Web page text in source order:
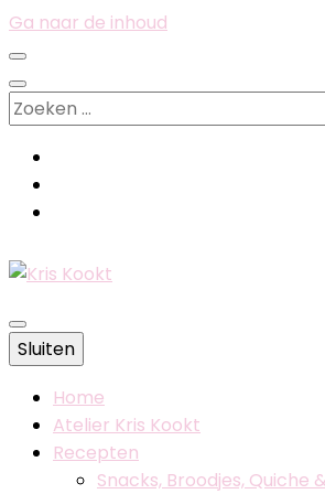
Ga naar de inhoud
Zoeken
naar:
Kris Kookt
Belgische foodblog
Sluiten
Home
Atelier Kris Kookt
Recepten
Snacks, Broodjes, Quiche